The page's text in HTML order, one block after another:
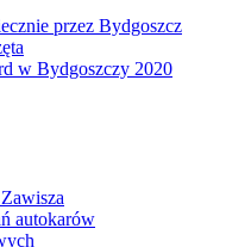
przez Bydgoszcz
w Bydgoszczy 2020
autokarów